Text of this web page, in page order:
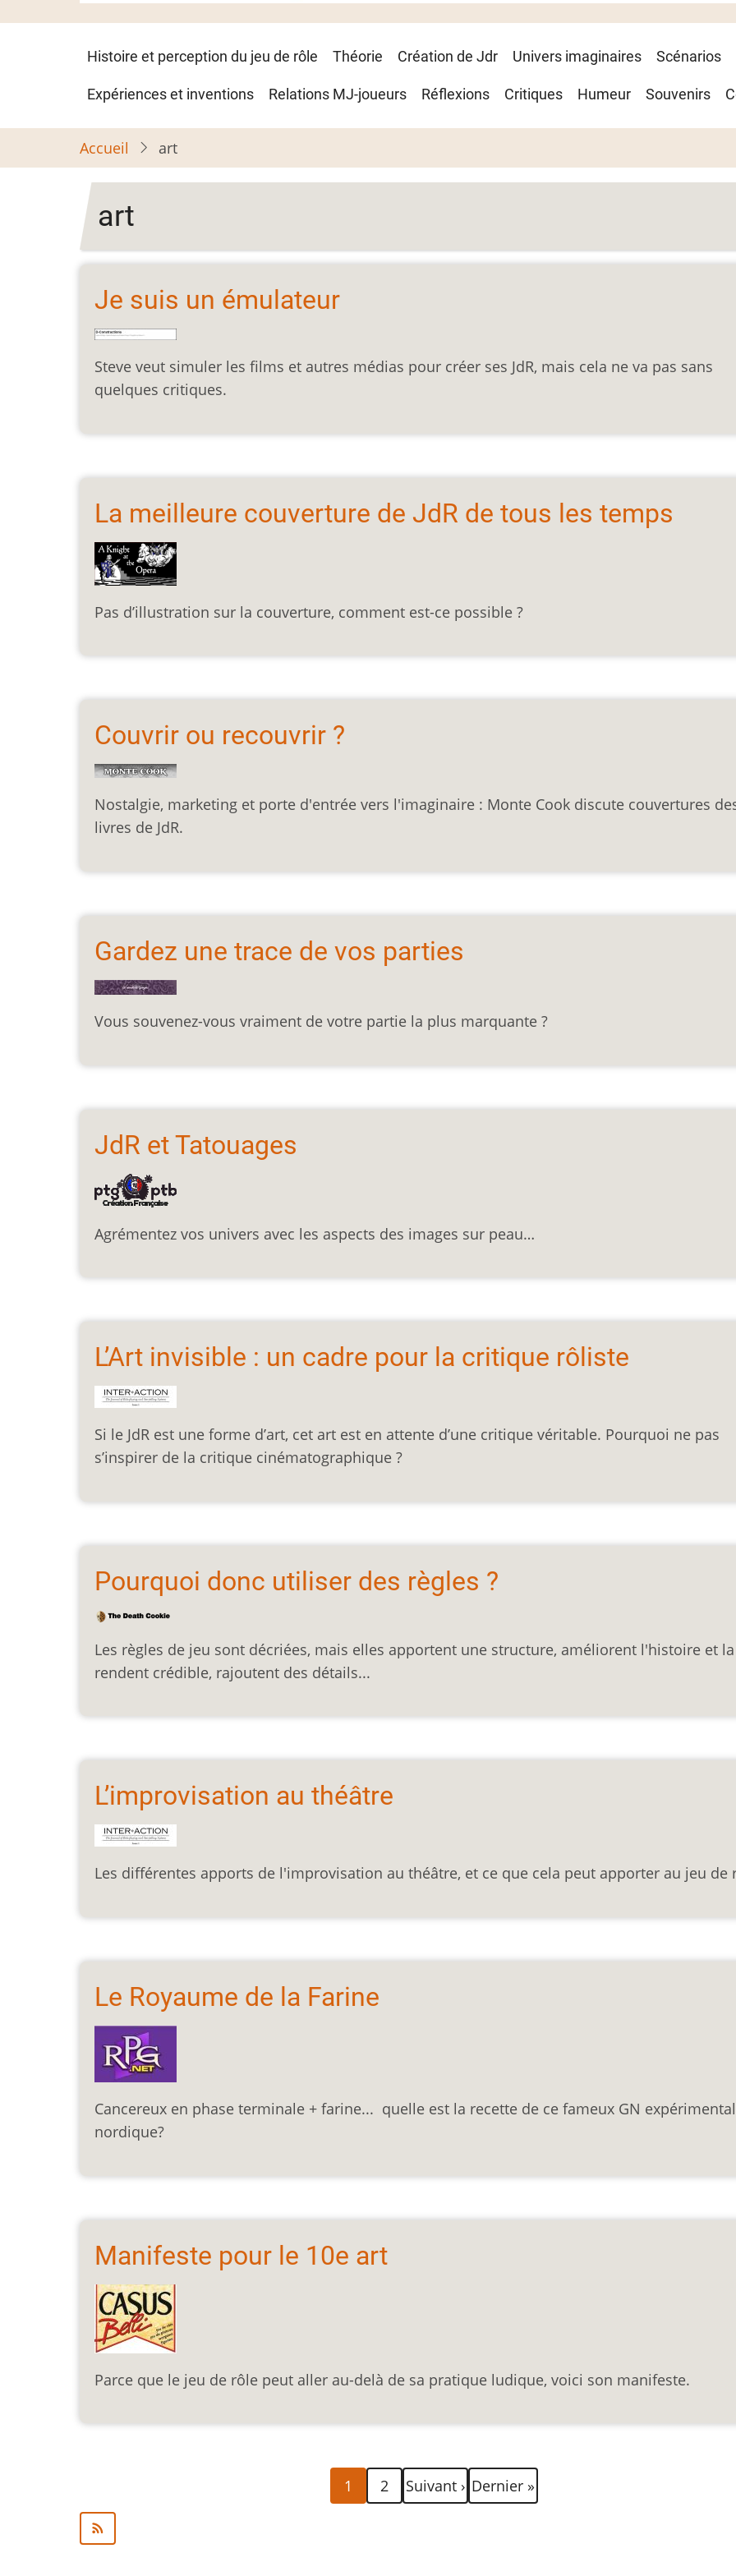
Navigation
principale
Histoire et perception du jeu de rôle Théorie Création de Jdr Univers imaginaires Scénarios
Expériences et inventions Relations MJ-joueurs Réflexions Critiques Humeur Souvenirs
Accueil art
art
Je suis un émulateur
Steve veut simuler les films et autres médias pour créer ses JdR, mais cela ne va pas sans
quelques critiques.
La meilleure couverture de JdR de tous les temps
Pas d’illustration sur la couverture, comment est-ce possible ?
Couvrir ou recouvrir ?
Nostalgie, marketing et porte d'entrée vers l'imaginaire : Monte Cook discute couvertures
livres de JdR.
Gardez une trace de vos parties
Vous souvenez-vous vraiment de votre partie la plus marquante ?
JdR et Tatouages
Agrémentez vos univers avec les aspects des images sur peau…
L’Art invisible : un cadre pour la critique rôliste
Si le JdR est une forme d’art, cet art est en attente d’une critique véritable. Pourquoi ne pas
s’inspirer de la critique cinématographique ?
Pourquoi donc utiliser des règles ?
Les règles de jeu sont décriées, mais elles apportent une structure, améliorent l'histoire et la
rendent crédible, rajoutent des détails...
L’improvisation au théâtre
Les différentes apports de l'improvisation au théâtre, et ce que cela peut apporter au jeu de
Le Royaume de la Farine
Cancereux en phase terminale + farine... quelle est la recette de ce fameux GN expérimental
nordique?
Manifeste pour le 10e art
Parce que le jeu de rôle peut aller au-delà de sa pratique ludique, voici son manifeste.
Page
courante
1 Page
2
Page
suivante
Suivant › Dernière
page
Dernier »